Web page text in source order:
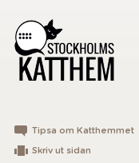
Tipsa om Katthemmet
Skriv ut sidan